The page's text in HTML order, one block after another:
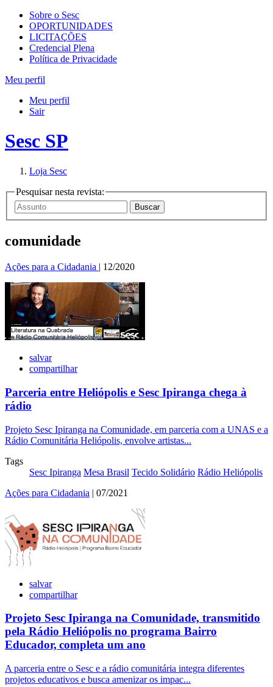
Sobre o Sesc
OPORTUNIDADES
LICITAÇÕES
Credencial Plena
Política de Privacidade
Meu perfil
Meu perfil
Sair
Sesc SP
Loja Sesc
Pesquisar nesta revista:
comunidade
Ações para a Cidadania | 12/2020
salvar
compartilhar
Parceria entre Heliópolis e Sesc Ipiranga chega à
rádio
Projeto Sesc Ipiranga na Comunidade, em parceria com a UNAS e a
Rádio Comunitária Heliópolis, envolve artistas...
Tags
Sesc Ipiranga Mesa Brasil Tecido Solidário Rádio Heliópolis
Ações para Cidadania | 07/2021
salvar
compartilhar
Projeto Sesc Ipiranga na Comunidade, transmitido
pela Rádio Heliópolis no programa Bairro
Educador, completa um ano
A parceria entre o Sesc e a rádio comunitária integra diferentes
projetos educativos e busca amenizar os impac...